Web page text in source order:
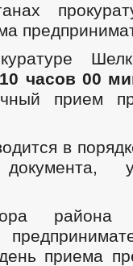
часов 00
прием
в
района
приема